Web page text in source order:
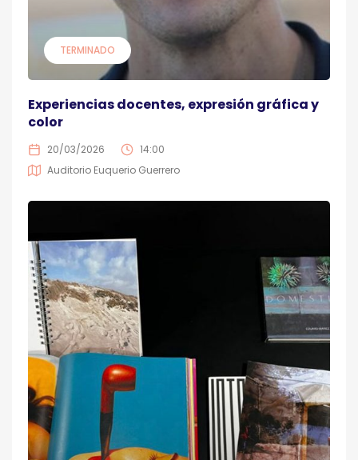
TERMINADO
Experiencias docentes, expresión gráfica y
color
20/03/2026
14:00
Auditorio Euquerio Guerrero